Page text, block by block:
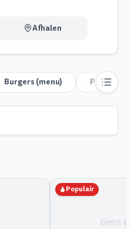
Afhalen
Burgers (menu) Panini
Populair
Geen